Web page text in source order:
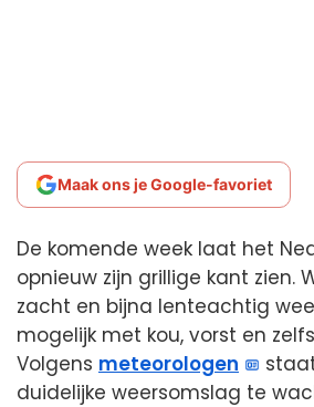
Maak ons je Google-favoriet
De komende week laat het
opnieuw zijn grillige kant zien.
zacht en bijna lenteachtig
mogelijk met kou, vorst en
Volgens meteorologen
duidelijke weersomslag te